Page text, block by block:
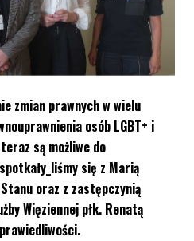
zmian prawnych w wielu
osób LGBT+ i
są możliwe do
się z Marią
oraz z zastępczynią
Więziennej płk. Renatą